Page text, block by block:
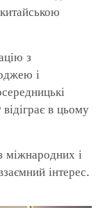
з
і
в цьому
міжнародних і
інтерес.